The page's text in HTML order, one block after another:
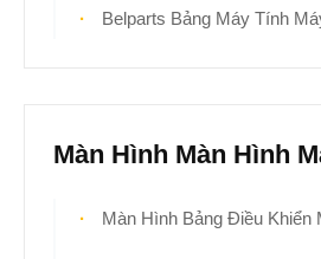
Belparts Bảng Máy Tính Máy Đào
Màn Hình Màn Hình
Màn Hình Bảng Điều Khiển Máy Xúc ec120d ec140d